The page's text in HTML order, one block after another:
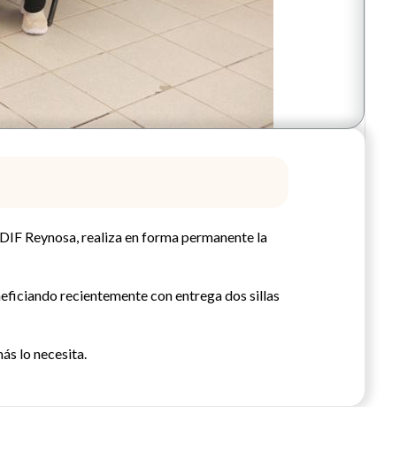
Reynosa, realiza en forma permanente la
recientemente con entrega dos sillas
lo necesita.